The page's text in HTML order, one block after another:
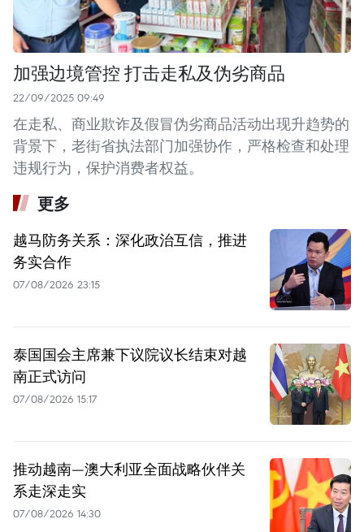
加强边境管控 打击走私及伪劣商品
22/09/2025 09:49
在走私、商业欺诈及假冒伪劣商品活动出现升趋势的
背景下，老街省执法部门加强协作，严格检查和处理
违规行为，保护消费者权益。
更多
越马防务关系：深化政治互信，推进
务实合作
07/08/2026 23:15
泰国国会主席兼下议院议长结束对越
南正式访问
07/08/2026 15:17
推动越南—澳大利亚全面战略伙伴关
系走深走实
07/08/2026 14:30